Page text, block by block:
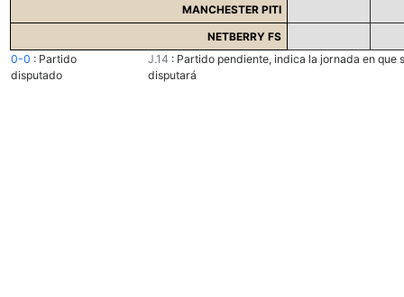
MANCHESTER PITI
NETBERRY FS
0-0 : Partido
disputado
J.14 : Partido pendiente, indica la jornada en que
disputará